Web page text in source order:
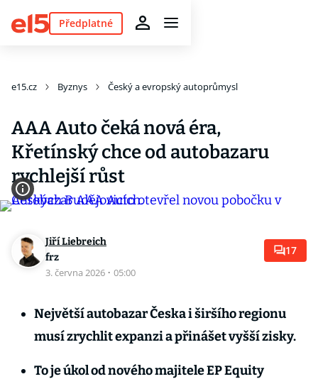
Předplatné
e15.cz Byznys Český a evropský autoprůmysl
AAA Auto čeká nová éra,
Křetínský chce od autobazaru
rychlejší růst
Jiří Liebreich
frz
3. června 2026 · 05:00
17
Největší autobazar Česka i širšího regionu
musí zrychlit expanzi a přinášet vyšší zisky.
To je úkol od nového majitele EP Equity